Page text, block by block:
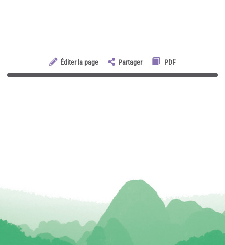
Éditer la page Partager PDF